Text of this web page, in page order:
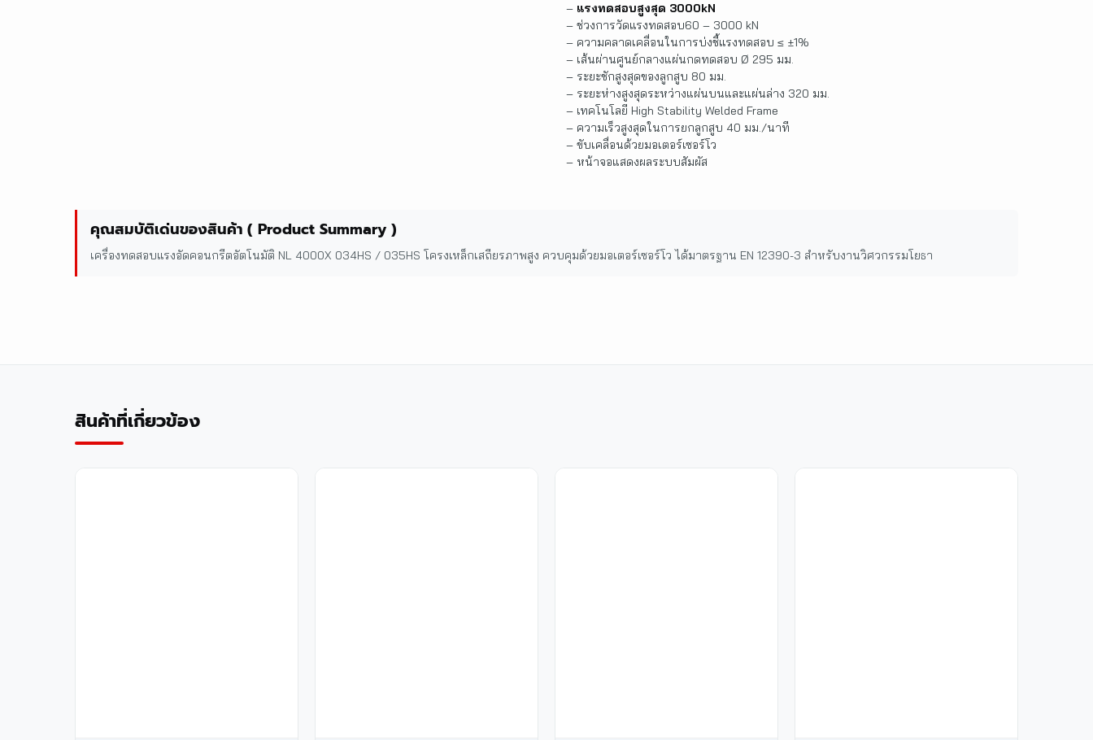
– แรงทดสอบสูงสุด 3000kN
– ช่วงการวัดแรงทดสอบ60 – 3000 kN
– ความคลาดเคลื่อนในการบ่งชี้แรงทดสอบ ≤ ±1%
– เส้นผ่านศูนย์กลางแผ่นกดทดสอบ Ø 295 มม.
– ระยะชักสูงสุดของลูกสูบ 80 มม.
– ระยะห่างสูงสุดระหว่างแผ่นบนและแผ่นล่าง 320 มม.
– เทคโนโลยี High Stability Welded Frame
– ความเร็วสูงสุดในการยกลูกสูบ 40 มม./นาที
– ขับเคลื่อนด้วยมอเตอร์เซอร์โว
– หน้าจอแสดงผลระบบสัมผัส
คุณสมบัติเด่นของสินค้า ( Product Summary )
เครื่องทดสอบแรงอัดคอนกรีตอัตโนมัติ NL 4000X 034HS / 035HS โครงเหล็กเสถียรภาพสูง ควบคุมด้วยมอเตอร์เซอร์โว ได้มาตรฐาน EN 12390-3 สำหรับงานวิศวกรรมโยธา
สินค้าที่เกี่ยวข้อง